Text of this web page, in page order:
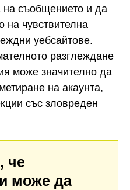
на съобщението и да
на чувствителна
уебсайтове.
разглеждане
може значително да
на акаунта,
със зловреден
че
може да